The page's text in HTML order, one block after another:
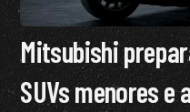
Mitsubishi
SUVs menores